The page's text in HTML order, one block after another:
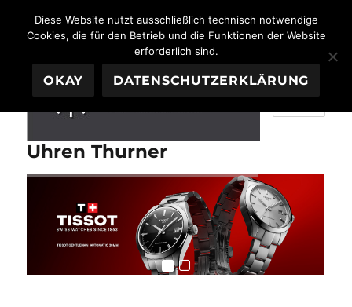
Uhren Thurner
Diese Website nutzt ausschließlich technisch notwendige
Cookies, die für den Betrieb und die Funktionen der Website
erforderlich sind.
OKAY DATENSCHUTZERKLÄRUNG